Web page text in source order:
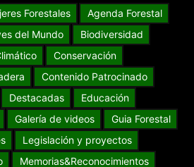
Forestales
Agenda Forestal
del Mundo
Biodiversidad
Conservación
Contenido Patrocinado
Destacadas
Educación
Galería de videos
Guia Forestal
Legislación y proyectos
Memorias&Reconocimientos